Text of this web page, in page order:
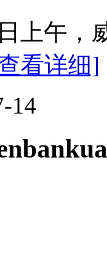
上午，
看详细]
14